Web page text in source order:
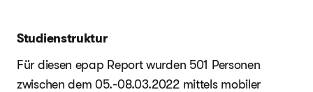
Studienstruktur
Für diesen epap Report wurden 501 Personen
zwischen dem 05.-08.03.2022 mittels mobiler